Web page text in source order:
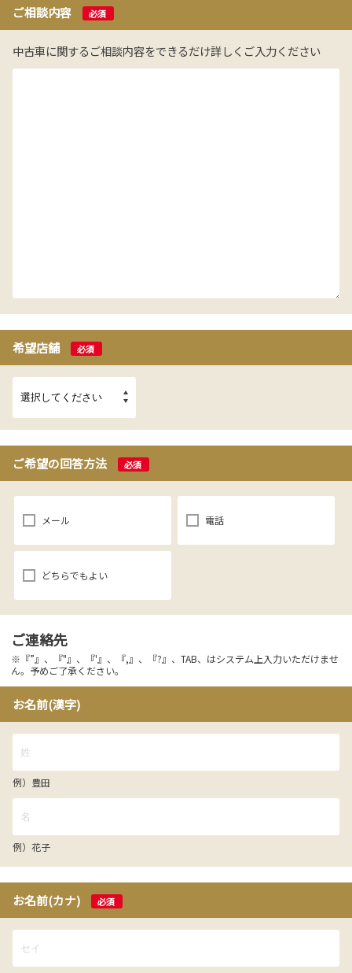
ご相談内容 必須
中古車に関するご相談内容をできるだけ詳しくご入力ください
希望店舗 必須
ご希望の回答方法 必須
メール 電話
どちらでもよい
ご連絡先
※『”』、『"』、『'』、『,』、『?』、TAB、はシステム上入力いただけませ
ん。予めご了承ください。
お名前(漢字)
例）豊田
例）花子
お名前(カナ) 必須